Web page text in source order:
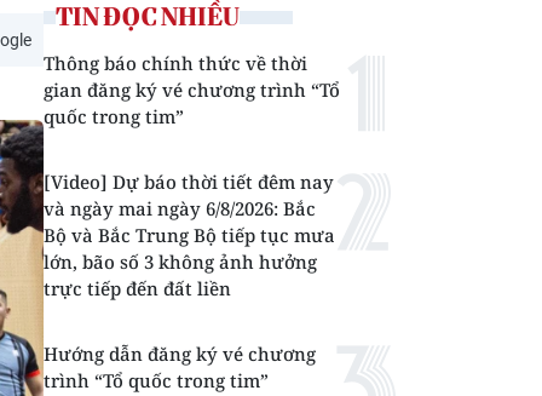
TIN ĐỌC NHIỀU
Thông báo chính thức về thời
gian đăng ký vé chương trình “Tổ
quốc trong tim”
[Video] Dự báo thời tiết đêm nay
và ngày mai ngày 6/8/2026: Bắc
Bộ và Bắc Trung Bộ tiếp tục mưa
lớn, bão số 3 không ảnh hưởng
trực tiếp đến đất liền
Hướng dẫn đăng ký vé chương
trình “Tổ quốc trong tim”